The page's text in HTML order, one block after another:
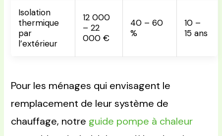
Isolation
thermique
par
l’extérieur
12 000
– 22
000 €
40 – 60
%
10 –
15 ans
Pour les ménages qui envisagent le
remplacement de leur système de
chauffage, notre guide pompe à chaleur